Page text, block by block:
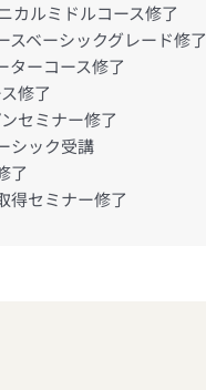
カルミドルコース修了
ベーシックグレード修了
ターコース修了
修了
セミナー修了
シック受講
了
得セミナー修了